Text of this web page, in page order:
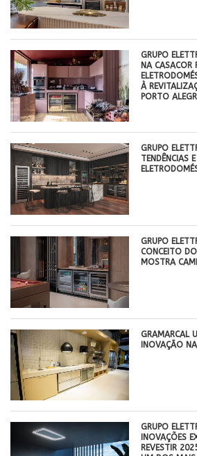
GRUPO
NA CASACOR
À
PORTO
GRUPO
TENDÊNCIAS
GRUPO
CONCEITO
MOSTRA
GRAMARCAL
INOVAÇÃO
GRUPO
INOVAÇÕES
REVESTIR